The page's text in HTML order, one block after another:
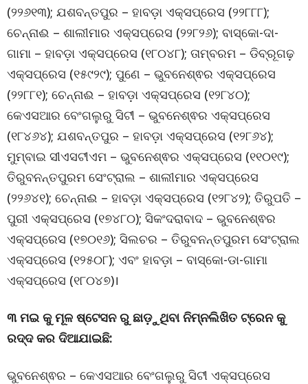
(୨୨୬୧୩); ଯଶବନ୍ତପୁର – ହାବଡ଼ା ଏକ୍ସପ୍ରେସ (୨୨୮୮୮);
ଚେନ୍ନାଈ – ଶାଲୀମାର ଏକ୍ସପ୍ରେସ (୨୨୮୨୬); ବାସ୍କୋ-ଦା-
ଗାମା – ହାବଡ଼ା ଏକ୍ସପ୍ରେସ (୧୮୦୪୮); ତାମ୍ବରମ – ଡିବ୍ରୂଗଢ଼
ଏକ୍ସପ୍ରେସ (୧୫୯୨୯); ପୁଣେ – ଭୁବନେଶ୍ଵର ଏକ୍ସପ୍ରେସ
(୨୨୮୮୧); ଚେନ୍ନାଈ – ହାବଡ଼ା ଏକ୍ସପ୍ରେସ (୧୨୮୪୦);
କେଏସଆର ବେଂଗଲୁରୁ ସିଟୀ – ଭୁବନେଶ୍ଵର ଏକ୍ସପ୍ରେସ
(୧୮୪୬୪); ଯଶବନ୍ତପୁର – ହାବଡ଼ା ଏକ୍ସପ୍ରେସ (୧୨୮୬୪);
ମୁମ୍ବାଇ ସୀଏସଟୀଏମ – ଭୁବନେଶ୍ଵର ଏକ୍ସପ୍ରେସ (୧୧୦୧୯);
ତିରୁବନନ୍ତପୁରମ ସେଂଟ୍ରାଲ – ଶାଲୀମାର ଏକ୍ସପ୍ରେସ
(୨୨୬୪୧); ଚେନ୍ନାଈ – ହାବଡ଼ା ଏକ୍ସପ୍ରେସ (୧୨୮୪୨); ତିରୁପତି –
ପୁରୀ ଏକ୍ସପ୍ରେସ (୧୭୪୮୦); ସିକଂଦରାବାଦ – ଭୁବନେଶ୍ଵର
ଏକ୍ସପ୍ରେସ (୧୭୦୧୬); ସିଲଚର – ତିରୁବନନ୍ତପୁରମ ସେଂଟ୍ରାଲ
ଏକ୍ସପ୍ରେସ (୧୨୫୦୮); ଏବଂ ହାବଡ଼ା – ବାସ୍କୋ-ଡା-ଗାମା
ଏକ୍ସପ୍ରେସ (୧୮୦୪୭)।
୩ ମଇ କୁ ମୂଳ ଷ୍ଟେସନ ରୁ ଛାଡ଼ୁଥିବା ନିମ୍ନଲିଖିତ ଟ୍ରେନ କୁ
ରଦ୍ଦ କର ଦିଆଯାଇଛି:
ଭୁବନେଶ୍ଵର – କେଏସଆର ବେଂଗଲୁରୁ ସିଟୀ ଏକ୍ସପ୍ରେସ